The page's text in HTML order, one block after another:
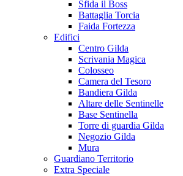
Sfida il Boss
Battaglia Torcia
Faida Fortezza
Edifici
Centro Gilda
Scrivania Magica
Colosseo
Camera del Tesoro
Bandiera Gilda
Altare delle Sentinelle
Base Sentinella
Torre di guardia Gilda
Negozio Gilda
Mura
Guardiano Territorio
Extra Speciale